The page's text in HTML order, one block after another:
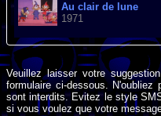
Au clair de lune
1971
Veuillez laisser votre
formulaire ci-dessous.
sont interdits. Evitez le style
si vous voulez que votre